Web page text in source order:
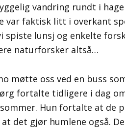
vandring rundt i
var faktisk litt i overkant
spiste lunsj og enkelte
naturforsker altså…
møtte oss ved en buss
fortalte tidligere i dag
Hun fortalte at de
det gjør humlene også.